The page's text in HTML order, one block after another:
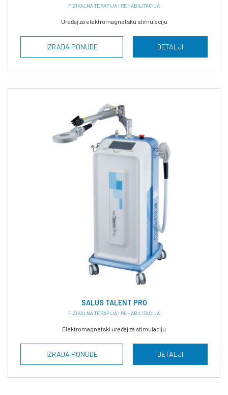
FIZIKALNA TERAPIJA I REHABILITACIJA
Uređaj za elektromagnetsku stimulaciju
IZRADA PONUDE DETALJI
SALUS TALENT PRO
FIZIKALNA TERAPIJA I REHABILITACIJA
Elektromagnetski uređaj za stimulaciju
IZRADA PONUDE DETALJI